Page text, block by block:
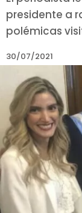
presidente a
polémicas
30/07/2021